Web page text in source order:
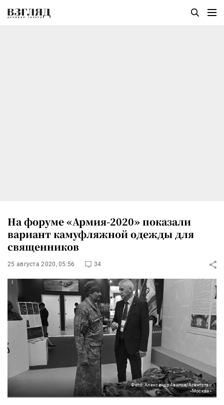
На форуме «Армия-2020» показали
вариант камуфляжной одежды для
священников
25 августа 2020, 05:56 34
Фото: Александр Авилов/Агентство
«Москва»